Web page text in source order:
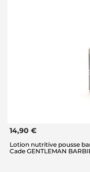
14,90 €
Lotion nutritive pousse
Cade GENTLEMAN